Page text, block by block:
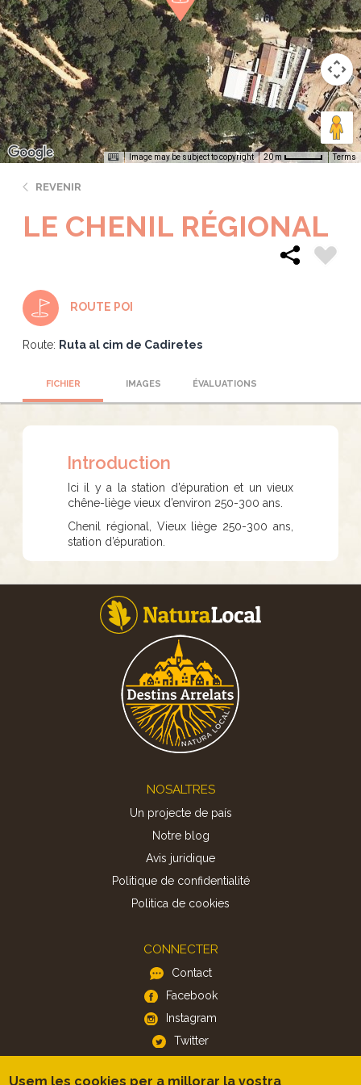
Image may be subject to copyright 20 m Terms
REVENIR
LE CHENIL RÉGIONAL
ROUTE POI
Route: Ruta al cim de Cadiretes
FICHIER IMAGES ÉVALUATIONS
Introduction
Ici il y a la station d’épuration et un vieux
chêne-liège vieux d’environ 250-300 ans.
Chenil régional, Vieux liège 250-300 ans,
station d’épuration.
NOSALTRES
Un projecte de país
Notre blog
Avis juridique
Politique de confidentialité
Politica de cookies
CONNECTER
Contact
Facebook
Instagram
Twitter
Usem les cookies per a millorar la vostra